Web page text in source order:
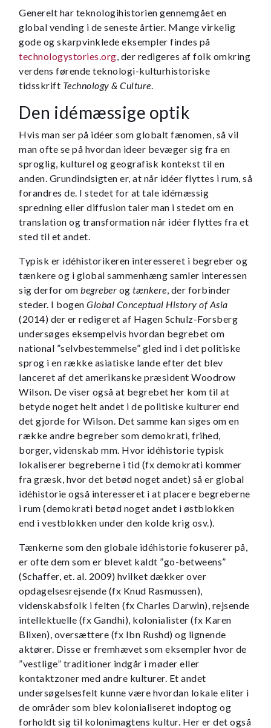
Generelt har teknologihistorien gennemgået en
global vending i de seneste årtier. Mange virkelig
gode og skarpvinklede eksempler findes på
technologystories.org, der redigeres af folk omkring
verdens førende teknologi-kulturhistoriske
tidsskrift Technology & Culture.
Den idémæssige optik
Hvis man ser på idéer som globalt fænomen, så vil
man ofte se på hvordan ideer bevæger sig fra en
sproglig, kulturel og geografisk kontekst til en
anden. Grundindsigten er, at når idéer flyttes i rum, så
forandres de. I stedet for at tale idémæssig
spredning eller diffusion taler man i stedet om en
translation og transformation når idéer flyttes fra et
sted til et andet.
Typisk er idéhistorikeren interesseret i begreber og
tænkere og i global sammenhæng samler interessen
sig derfor om begreber og tænkere, der forbinder
steder. I bogen Global Conceptual History of Asia
(2014) der er redigeret af Hagen Schulz-Forsberg
undersøges eksempelvis hvordan begrebet om
national ”selvbestemmelse” gled ind i det politiske
sprog i en række asiatiske lande efter det blev
lanceret af det amerikanske præsident Woodrow
Wilson. De viser også at begrebet her kom til at
betyde noget helt andet i de politiske kulturer end
det gjorde for Wilson. Det samme kan siges om en
række andre begreber som demokrati, frihed,
borger, videnskab mm. Hvor idéhistorie typisk
lokaliserer begreberne i tid (fx demokrati kommer
fra græsk, hvor det betød noget andet) så er global
idéhistorie også interesseret i at placere begreberne
i rum (demokrati betød noget andet i østblokken
end i vestblokken under den kolde krig osv.).
Tænkerne som den globale idéhistorie fokuserer på,
er ofte dem som er blevet kaldt ”go-betweens”
(Schaffer, et. al. 2009) hvilket dækker over
opdagelsesrejsende (fx Knud Rasmussen),
videnskabsfolk i felten (fx Charles Darwin), rejsende
intellektuelle (fx Gandhi), kolonialister (fx Karen
Blixen), oversættere (fx Ibn Rushd) og lignende
aktører. Disse er fremhævet som eksempler hvor de
”vestlige” traditioner indgår i møder eller
kontaktzoner med andre kulturer. Et andet
undersøgelsesfelt kunne være hvordan lokale eliter i
de områder som blev kolonialiseret indoptog og
forholdt sig til kolonimagtens kultur. Her er det også